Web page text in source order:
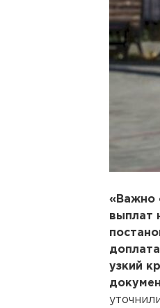
«Важно
выплат
узкий